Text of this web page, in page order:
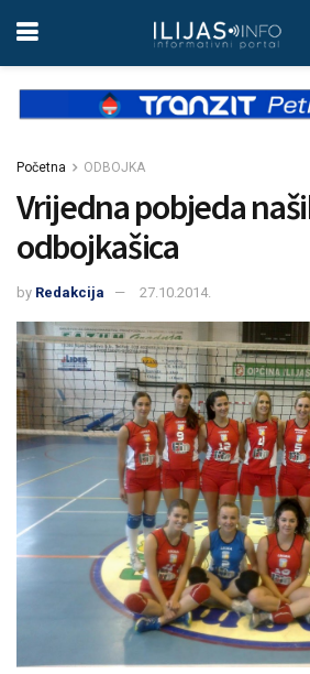
Početna ODBOJKA
Vrijedna pobjeda
odbojkašica
by Redakcija 27.10.2014.